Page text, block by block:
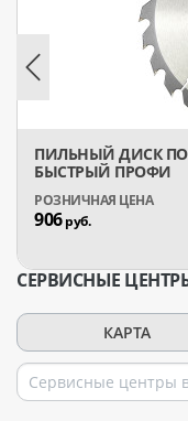
ПИЛЬНЫЙ ДИСК ПО
БЫСТРЫЙ ПРОФИ
906руб.
СЕРВИСНЫЕ
КАРТА